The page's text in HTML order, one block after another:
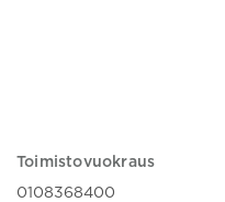
Toimistovuokraus
0108368400